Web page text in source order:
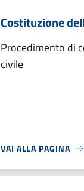
Costituzione
Procedimento di
civile
VAI ALLA PAGINA